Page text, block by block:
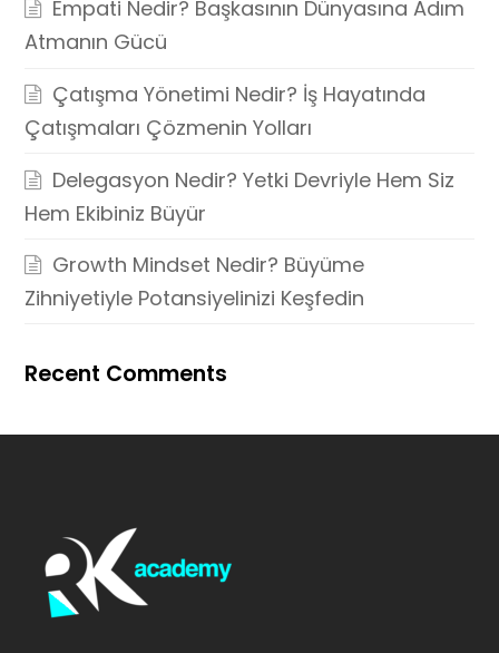
Empati Nedir? Başkasının Dünyasına Adım
Atmanın Gücü
Çatışma Yönetimi Nedir? İş Hayatında
Çatışmaları Çözmenin Yolları
Delegasyon Nedir? Yetki Devriyle Hem Siz
Hem Ekibiniz Büyür
Growth Mindset Nedir? Büyüme
Zihniyetiyle Potansiyelinizi Keşfedin
Recent Comments